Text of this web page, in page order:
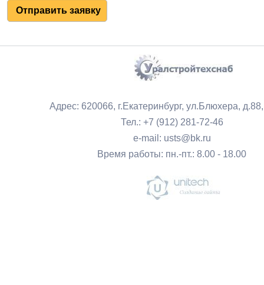
Адрес: 620066, г.Екатеринбург, ул.Блюхера,
Тел.: +7 (912) 281-72-46
e-mail: usts@bk.ru
Время работы: пн.-пт.: 8.00 - 18.00